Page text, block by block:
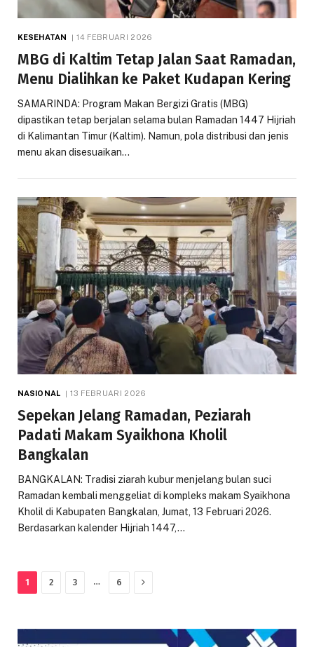
KESEHATAN 14 FEBRUARI 2026
MBG di Kaltim Tetap Jalan Saat Ramadan,
Menu Dialihkan ke Paket Kudapan Kering
SAMARINDA: Program Makan Bergizi Gratis (MBG)
dipastikan tetap berjalan selama bulan Ramadan 1447 Hijriah
di Kalimantan Timur (Kaltim). Namun, pola distribusi dan jenis
menu akan disesuaikan…
NASIONAL 13 FEBRUARI 2026
Sepekan Jelang Ramadan, Peziarah
Padati Makam Syaikhona Kholil
Bangkalan
BANGKALAN: Tradisi ziarah kubur menjelang bulan suci
Ramadan kembali menggeliat di kompleks makam Syaikhona
Kholil di Kabupaten Bangkalan, Jumat, 13 Februari 2026.
Berdasarkan kalender Hijriah 1447,…
1 2 3 … 6 Next